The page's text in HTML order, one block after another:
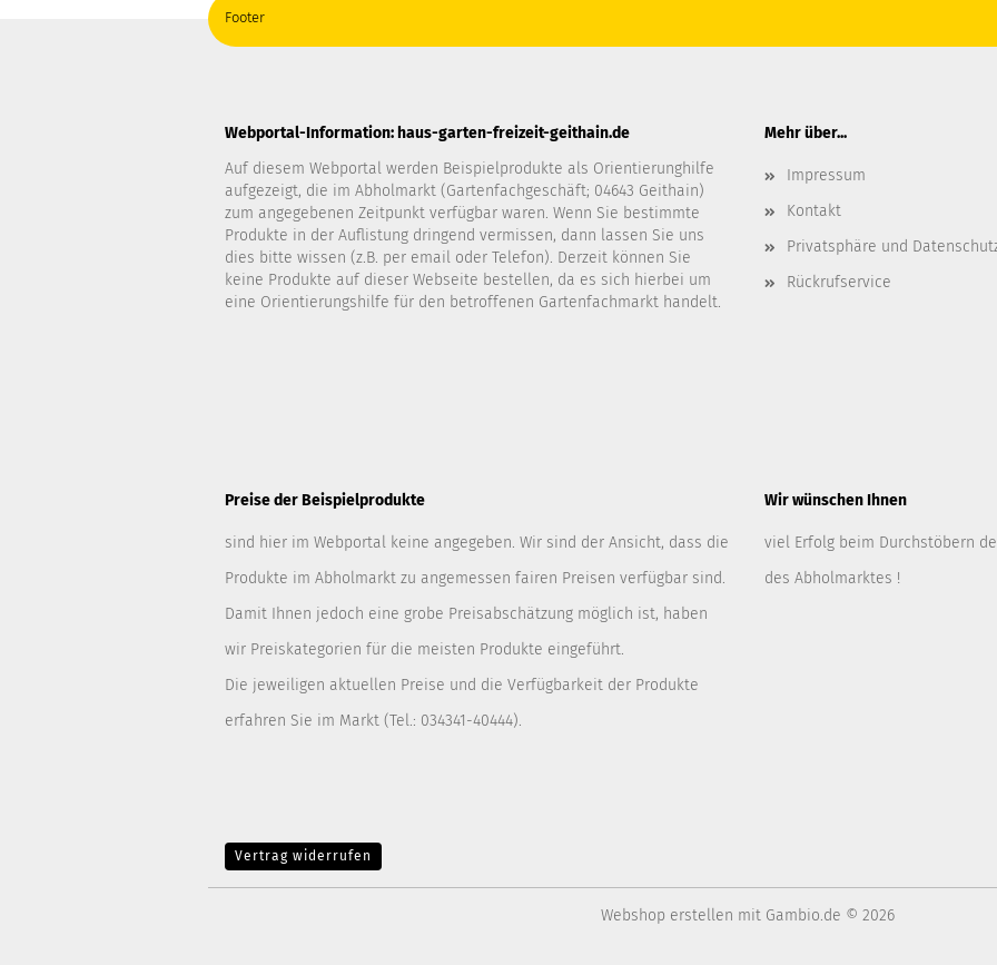
Footer
Webportal-Information: haus-garten-freizeit-geithain.de
Auf diesem Webportal werden Beispielprodukte als Orientierunghilfe
aufgezeigt, die im Abholmarkt (Gartenfachgeschäft; 04643 Geithain)
zum angegebenen Zeitpunkt verfügbar waren. Wenn Sie bestimmte
Produkte in der Auflistung dringend vermissen, dann lassen Sie uns
dies bitte wissen (z.B. per email oder Telefon). Derzeit können Sie
keine Produkte auf dieser Webseite bestellen, da es sich hierbei um
eine Orientierungshilfe für den betroffenen Gartenfachmarkt handelt.
Mehr über...
Impressum
Kontakt
Privatsphäre und
Rückrufservice
Preise der Beispielprodukte
sind hier im Webportal keine angegeben. Wir sind der Ansicht, dass die
Produkte im Abholmarkt zu angemessen fairen Preisen verfügbar sind.
Damit Ihnen jedoch eine grobe Preisabschätzung möglich ist, haben
wir Preiskategorien für die meisten Produkte eingeführt.
Die jeweiligen aktuellen Preise und die Verfügbarkeit der Produkte
erfahren Sie im Markt (Tel.: 034341-40444).
Wir wünschen Ihnen
viel Erfolg beim Durchstöbern
des Abholmarktes !
Vertrag widerrufen
Webshop erstellen mit Gambio.de © 2026